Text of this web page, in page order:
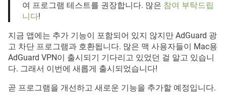
여 프로그램 테스트를 권장합니다. 많은 참여 부탁드립
니다!
지금 앱에는 추가 기능이 포함되어 있지 않지만 AdGuard 광
고 차단 프로그램과 호환됩니다. 많은 맥 사용자들이 Mac용
AdGuard VPN이 출시되기 기다리고 있었던 걸 알고 있습니
다. 그래서 이번에 새롭게 출시되었습니다!
곧 프로그램을 개선하고 새로운 기능을 추가할 예정입니다.